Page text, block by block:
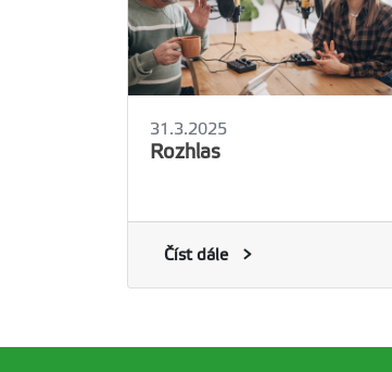
31.3.2025
Rozhlas
Číst dále